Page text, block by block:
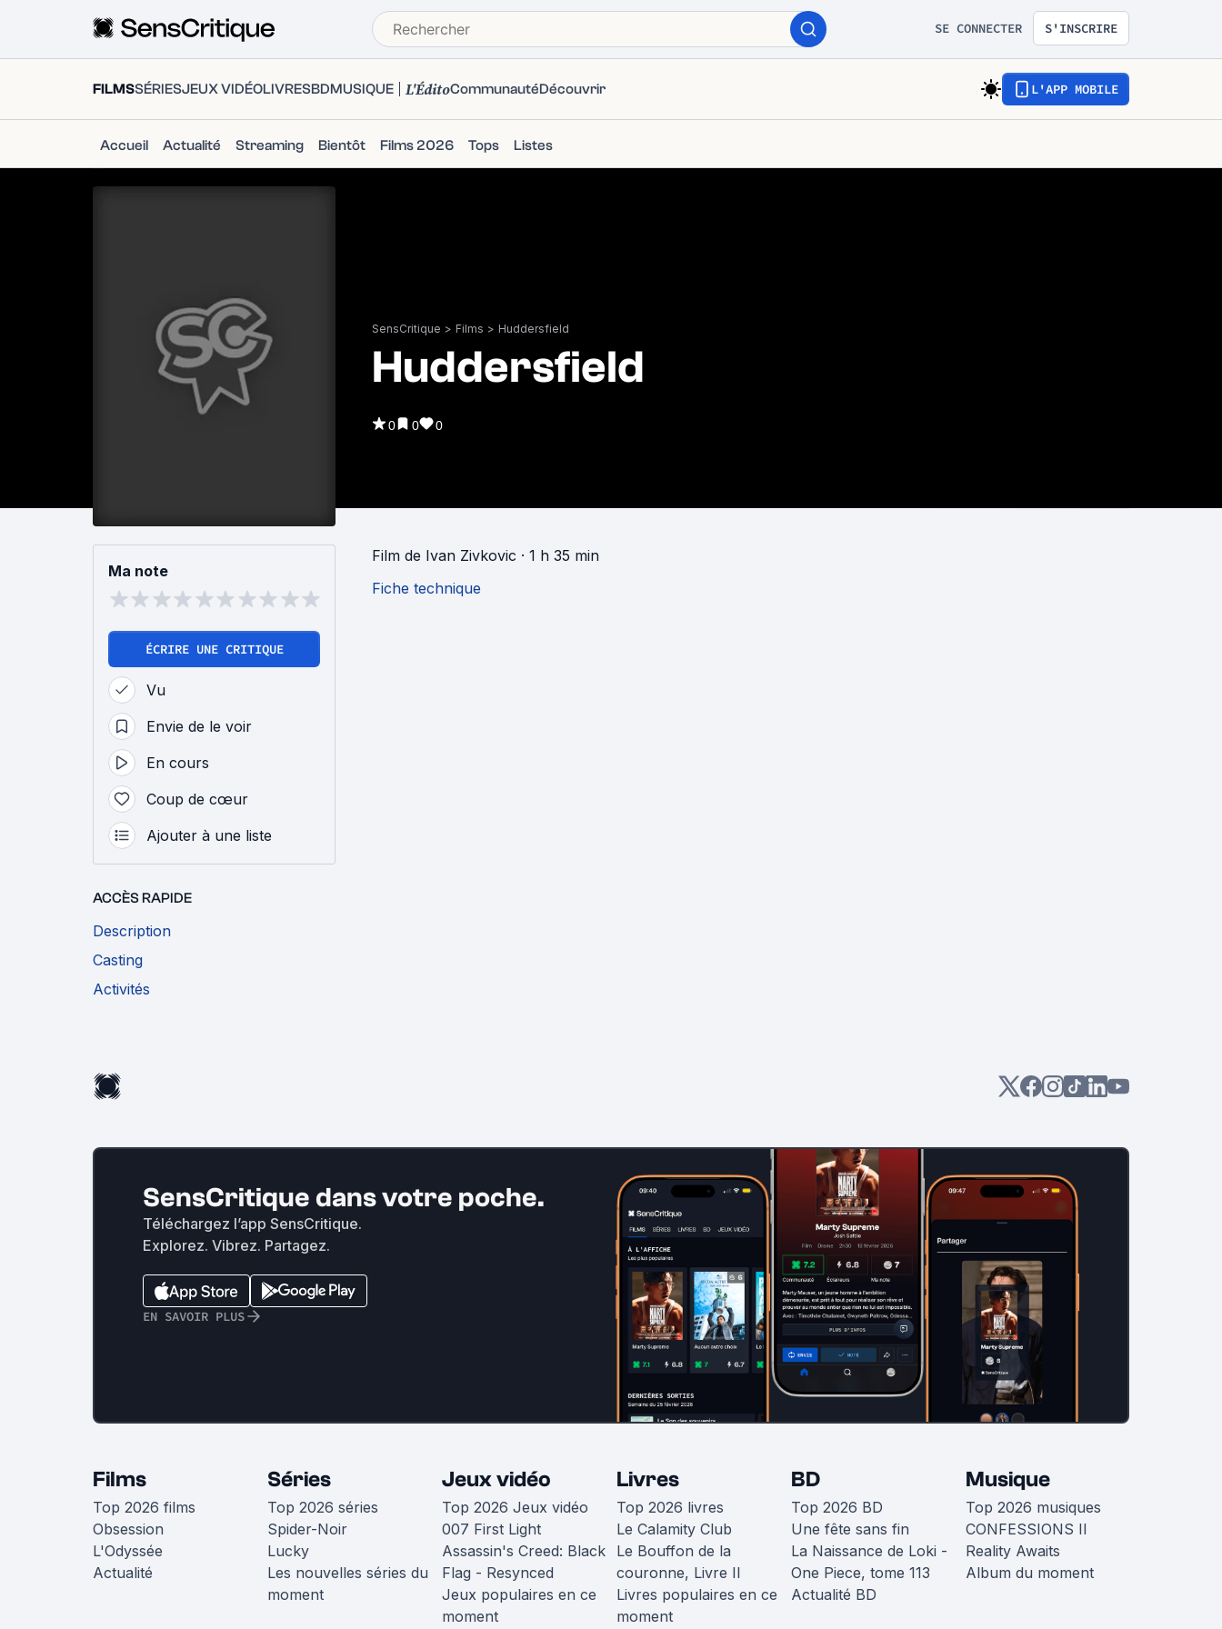
SE CONNECTER S'INSCRIRE
FILMSSÉRIESJEUX VIDÉOLIVRESBDMUSIQUE L'ÉditoCommunautéDécouvrir L'APP MOBILE
Accueil Actualité Streaming Bientôt Films 2026 Tops Listes
SensCritique > Films > Huddersfield
Huddersfield
0 0 0
Ma note
ÉCRIRE UNE CRITIQUE
Vu
Envie de le voir
En cours
Coup de cœur
Ajouter à une liste
ACCÈS RAPIDE
Description
Casting
Activités
Film de Ivan Zivkovic · 1 h 35 min
Fiche technique
SensCritique dans votre poche.
Téléchargez l’app SensCritique.
Explorez. Vibrez. Partagez.
EN SAVOIR PLUS
Films
Top 2026 films
Obsession
L'Odyssée
Actualité
Séries
Top 2026 séries
Spider-Noir
Lucky
Les nouvelles séries du
moment
Jeux vidéo
Top 2026 Jeux vidéo
007 First Light
Assassin's Creed: Black
Flag - Resynced
Jeux populaires en ce
moment
Livres
Top 2026 livres
Le Calamity Club
Le Bouffon de la
couronne, Livre II
Livres populaires en ce
moment
BD
Top 2026 BD
Une fête sans fin
La Naissance de Loki -
One Piece, tome 113
Actualité BD
Musique
Top 2026 musiques
CONFESSIONS II
Reality Awaits
Album du moment